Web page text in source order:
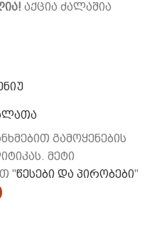
აქცია ძალაშია
გამოყენების
მეტი
"წესები და პირობები"